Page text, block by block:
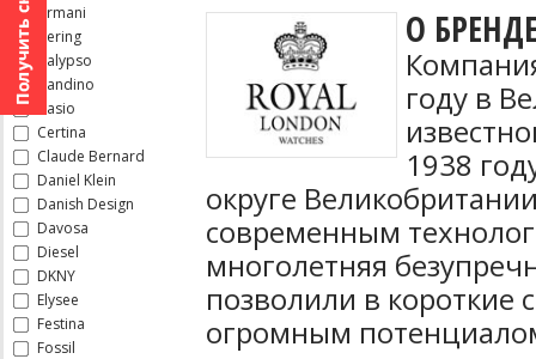
Armani
Bering
Calypso
Candino
Casio
Certina
Claude Bernard
Daniel Klein
Danish Design
Davosa
Diesel
DKNY
Elysee
Festina
Fossil
О
году в
1938
округе
современным
многолетняя
позволили в короткие
огромным